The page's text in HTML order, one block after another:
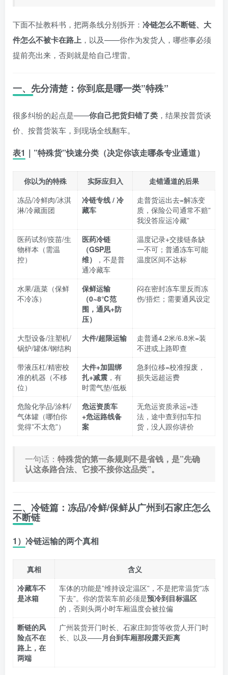
下面不扯教科书，把两条线分别拆开： 冷链怎么不断链、大
件怎么不被卡在路上 ，以及——你作为发货人，哪些事必须
提前亮出来，否则就是给自己埋雷。
一、先分清楚：你到底是哪一类”特殊”
很多纠纷的起点是——你自己把货归错了类 ，结果按普货谈
价、按普货装车，到现场全线翻车。
表1｜”特殊货”快速分类（决定你该走哪条专业通道）
你以为的特殊 实际应归入
走错通道的后果
冻品/冷鲜肉/冰淇
淋/冷藏面团
冷链专线 / 冷
藏车
走普货运出去=解冻变
质，保险公司通常不赔”
我没答应运冷藏”
医药试剂/疫苗/生
物样本（需温
控）
医药冷链
（GSP思
维）
，不是普
通冷藏车
温度记录+交接链条缺
一不可；普通冻车可能
温度区间不达标
水果/蔬菜（保鲜
不冷冻）
保鲜运输
（0~8℃范
围，通风+防
压）
闷在密封冻车里反而冻
伤/捂烂；需要通风设定
大型设备/注塑机/
锅炉/罐体/钢结构
大件/超限运输
走普通4.2米/6.8米=装
不进或上路即查
带液压杠/精密校
准的机器（不移
位）
大件+加固绑
扎+减震 ，有
时需气垫/低板
急刹位移=校准报废，
损失远超运费
危险化学品/涂料/
气体罐（哪怕你
觉得”不太危”）
危运资质车
+危运路线备
案
无危运资质承运=违
法，途中查到扣车扣
货，没人跟你讲价
一句话： 特殊货的第一条规则不是省钱，是”先确
认这条路合法、它接不接你这品类”。
二、冷链篇：冻品/冷鲜/保鲜从广州到石家庄怎么
不断链
1）冷链运输的两个真相
真相
含义
冷藏车不
是冰箱
车体的功能是”维持设定温区”，不是把常温货”冻
下去”。你的货装车前必须是预冷到目标温区
的，否则头两小时车厢温度会被拉偏
断链的风
险点不在
路上，在
两端
广州装货开门时长、石家庄卸货等收货人开门时
长、以及——月台到车厢那段露天距离